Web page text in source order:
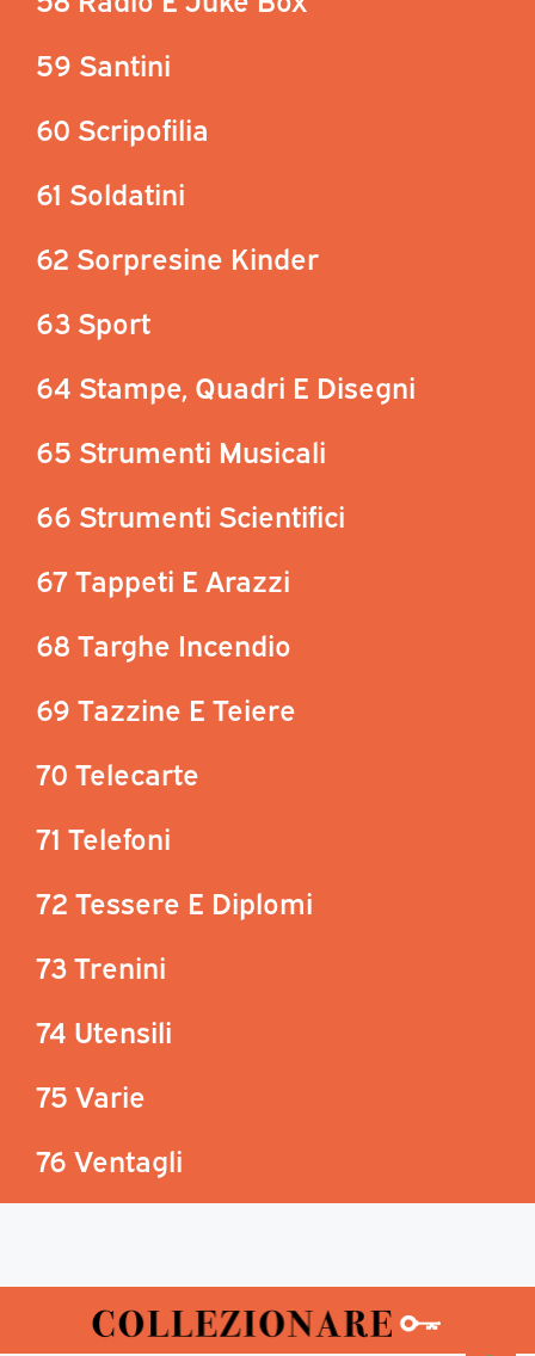
59 Santini
60 Scripofilia
61 Soldatini
62 Sorpresine Kinder
63 Sport
64 Stampe, Quadri E Disegni
65 Strumenti Musicali
66 Strumenti Scientifici
67 Tappeti E Arazzi
68 Targhe Incendio
69 Tazzine E Teiere
70 Telecarte
71 Telefoni
72 Tessere E Diplomi
73 Trenini
74 Utensili
75 Varie
76 Ventagli